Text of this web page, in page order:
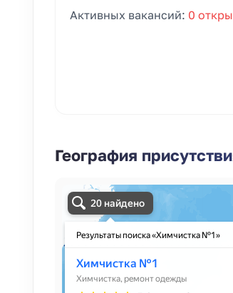
Активных вакансий: 0
География